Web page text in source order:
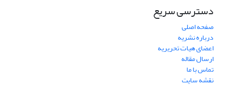
دسترسی سریع
صفحه اصلی
درباره نشریه
اعضای هیات تحریریه
ارسال مقاله
تماس با ما
نقشه سایت